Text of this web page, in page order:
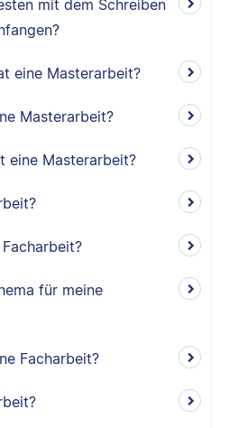
mit dem Schreiben
eine Masterarbeit?
Masterarbeit?
eine Masterarbeit?
für meine
Facharbeit?